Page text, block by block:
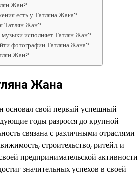
Жан?
есть у Татляна Жана?
Татлян Жан?
исполняет Татлян Жан?
фотографии Татляна Жана?
Жан?
Жана
основал свой первый успешный
годы разросся до крупной
связана с различными отраслями
строительство, ритейл и
предпринимательской активности
значительных успехов в своей